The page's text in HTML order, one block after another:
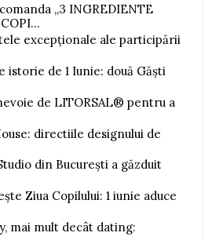
„3 INGREDIENTE
excepționale ale participării
istorie de 1 Iunie: două Găști
de LITORSAL® pentru a
directiile designului de
din București a găzduit
Ziua Copilului: 1 iunie aduce
mai mult decât dating: